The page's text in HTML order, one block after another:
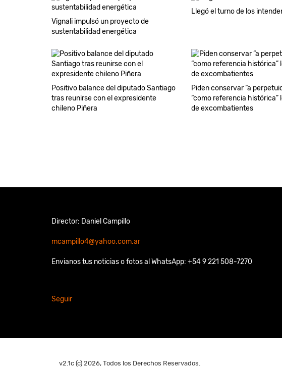
Vignali impulsó un proyecto de
sustentabilidad energética
Llegó el turno de los
Positivo balance del diputado Santiago
tras reunirse con el expresidente
chileno Piñera
Piden conservar “a
“como referencia histórica”
de excombatientes
Director: Daniel Campillo
mcampillo4@yahoo.com.ar
Envianos tus noticias o fotos al WhatsApp: +54 9 221 508-7270
Seguir
v2.1c (c) 2026, Todos los Derechos Reservados.